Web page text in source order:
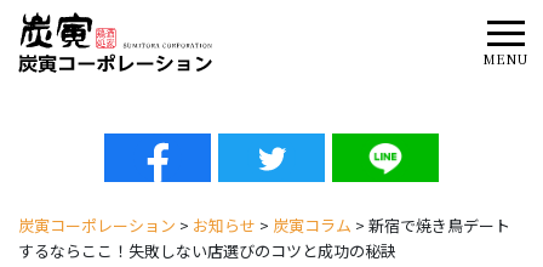
MENU
炭寅コーポレーション > お知らせ > 炭寅コラム > 新宿で焼き鳥デート
するならここ！失敗しない店選びのコツと成功の秘訣